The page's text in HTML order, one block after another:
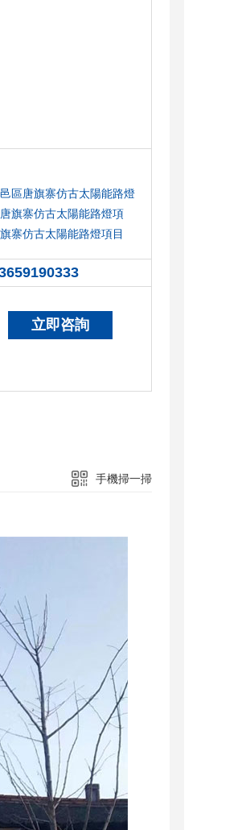
區唐旗寨仿古太陽能路燈
旗寨仿古太陽能路燈項
寨仿古太陽能路燈項目
古太陽能路燈項目
立即咨詢
手機掃一掃